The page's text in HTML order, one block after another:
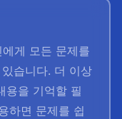
게 모든 문제를
습니다. 더 이상
용을 기억할 필
하면 문제를 쉽